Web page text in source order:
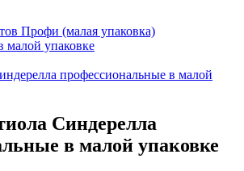
Профи (малая упаковка)
малой упаковке
профессиональные в малой
Синдерелла
в малой упаковке